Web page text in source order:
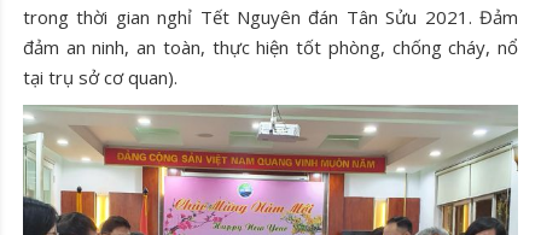
trong thời gian nghỉ Tết Nguyên đán Tân Sửu 2021. Đảm
đảm an ninh, an toàn, thực hiện tốt phòng, chống cháy, nổ
tại trụ sở cơ quan).